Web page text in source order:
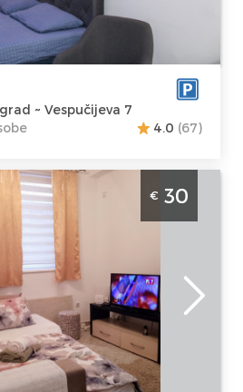
Struktura :
Studio
~ Vespučijeva 7
4.0 (67)
Beograd Zvezdara
na dan za 2 osobe u
Gosti:2
Kvadratura :33
m2
Struktura :
Studio
€ 30